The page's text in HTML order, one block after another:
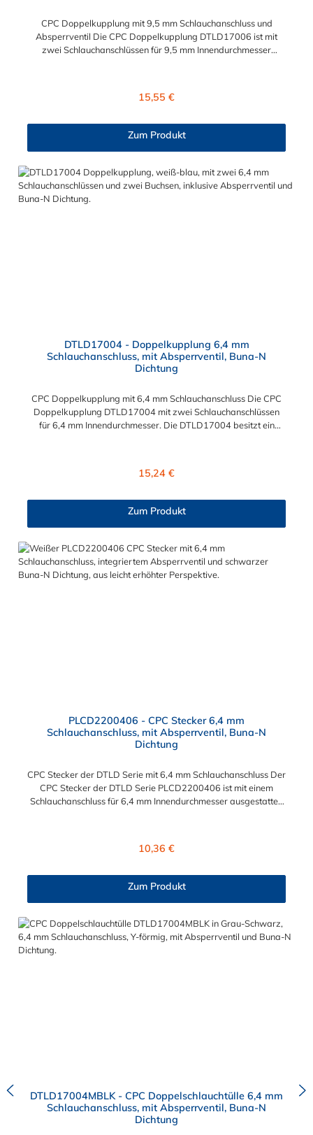
CPC Doppelkupplung mit 9,5 mm Schlauchanschluss und
Absperrventil Die CPC Doppelkupplung DTLD17006 ist mit
zwei Schlauchanschlüssen für 9,5 mm Innendurchmesser
CPC Doppelkupplung mit allen CPC Steckern der DTLD-, PLC-,
Regulärer Preis:
15,55 €
Zum Produkt
DTLD17004 - Doppelkupplung 6,4 mm
Schlauchanschluss, mit Absperrventil, Buna-N
Dichtung
CPC Doppelkupplung mit 6,4 mm Schlauchanschluss Die CPC
Doppelkupplung DTLD17004 mit zwei Schlauchanschlüssen
für 6,4 mm Innendurchmesser. Die DTLD17004 besitzt ein
PLC12 und LC-Serie kombinieren.
Regulärer Preis:
15,24 €
Zum Produkt
PLCD2200406 - CPC Stecker 6,4 mm
Schlauchanschluss, mit Absperrventil, Buna-N
Dichtung
CPC Stecker der DTLD Serie mit 6,4 mm Schlauchanschluss Der
CPC Stecker der DTLD Serie PLCD2200406 ist mit einem
Schlauchanschluss für 6,4 mm Innendurchmesser ausgestattet.
CPC Stecker mit allen CPC Kupplungen der DTLD-, PLC-,
Regulärer Preis:
10,36 €
Zum Produkt
DTLD17004MBLK - CPC Doppelschlauchtülle 6,4 mm
Schlauchanschluss, mit Absperrventil, Buna-N
Dichtung